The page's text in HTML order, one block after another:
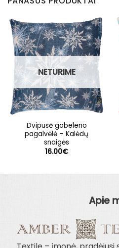
NETURIME
Dvipusė gobeleno
pagalvėlė – Kalėdų
snaigės
16.00€
Apie